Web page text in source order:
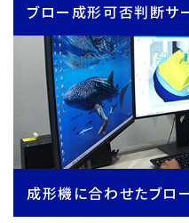
ブロー成形可否判断サ
成形機に合わせたブロ